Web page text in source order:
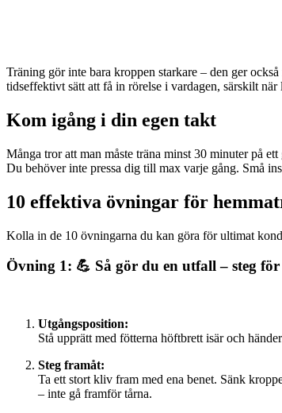
Träning gör inte bara kroppen starkare – den ger
tidseffektivt sätt att få in rörelse i vardagen, särskilt
Kom igång i din egen takt
Många tror att man måste träna minst 30 minuter på
Du behöver inte pressa dig till max varje gång. Små
10 effektiva övningar för
Kolla in de 10 övningarna du kan göra för ultimat
Övning 1: 💪 Så gör du en utfall – steg för
Utgångsposition:
Stå upprätt med fötterna höftbrett isär och
Steg framåt:
Ta ett stort kliv fram med ena benet. Sänk
– inte gå framför tårna.